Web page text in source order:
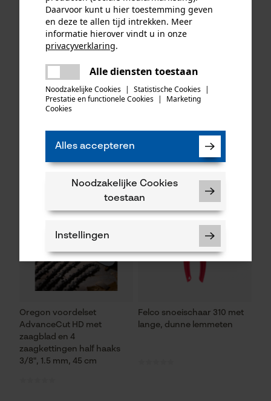
KOX zaagkettingen half
haaks 325", 1.6 mm, 74
aandrijfschakels, 3 stuks
tanden incl. aandrijfring bijv.
geschikt voor Husqvarna
Oregon voordelset
AdvanceCut HD met
zaagblad en 4
zaagkettingen half haaks
3/8", 1.5 mm, 45 cm
Felco snoeischaar 310 met
lange, dunne lemmeten
Daarvoor kunt u hier toestemming geven
en deze te allen tijd intrekken. Meer
informatie hierover vindt u in onze
privacyverklaring.
Alle diensten toestaan
Noodzakelijke Cookies | Statistische Cookies |
Prestatie en functionele Cookies |
Marketing
Cookies
Alles accepteren
Noodzakelijke Cookies
toestaan
Instellingen
Noodzakelijke Cookies
Er is een fout opgetreden. Gelieve
het opnieuw te proberen.
delen
mail